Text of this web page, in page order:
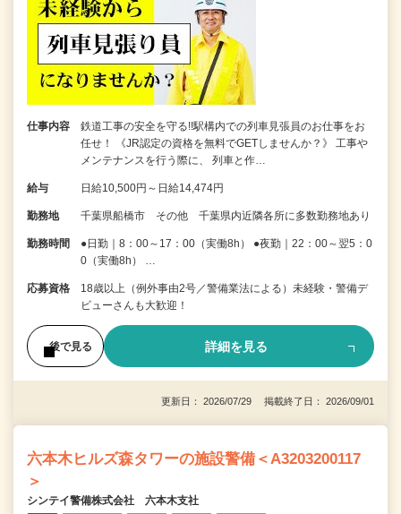
仕事内容
鉄道工事の安全を守る!!駅構内での列車見張員のお仕事をお
任せ！ 《JR認定の資格を無料でGETしませんか？》 工事や
メンテナンスを行う際に、 列車と作…
給与 日給10,500円～日給14,474円
勤務地 千葉県船橋市 その他 千葉県内近隣各所に多数勤務地あり
勤務時間
●日勤｜8：00～17：00（実働8h） ●夜勤｜22：00～翌5：0
0（実働8h） …
応募資格
18歳以上（例外事由2号／警備業法による）未経験・警備デ
ビューさんも大歓迎！
後で見る 詳細を見る
更新日： 2026/07/29 掲載終了日： 2026/09/01
六本木ヒルズ森タワーの施設警備＜A3203200117
＞
シンテイ警備株式会社 六本木支社